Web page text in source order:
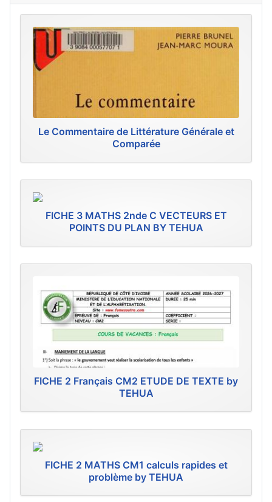
Le Commentaire de Littérature Générale et
Comparée
FICHE 3 MATHS 2nde C VECTEURS ET
POINTS DU PLAN BY TEHUA
FICHE 2 Français CM2 ETUDE DE TEXTE by
TEHUA
FICHE 2 MATHS CM1 calculs rapides et
problème by TEHUA